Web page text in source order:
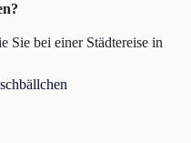
Sie bei einer Städtereise in